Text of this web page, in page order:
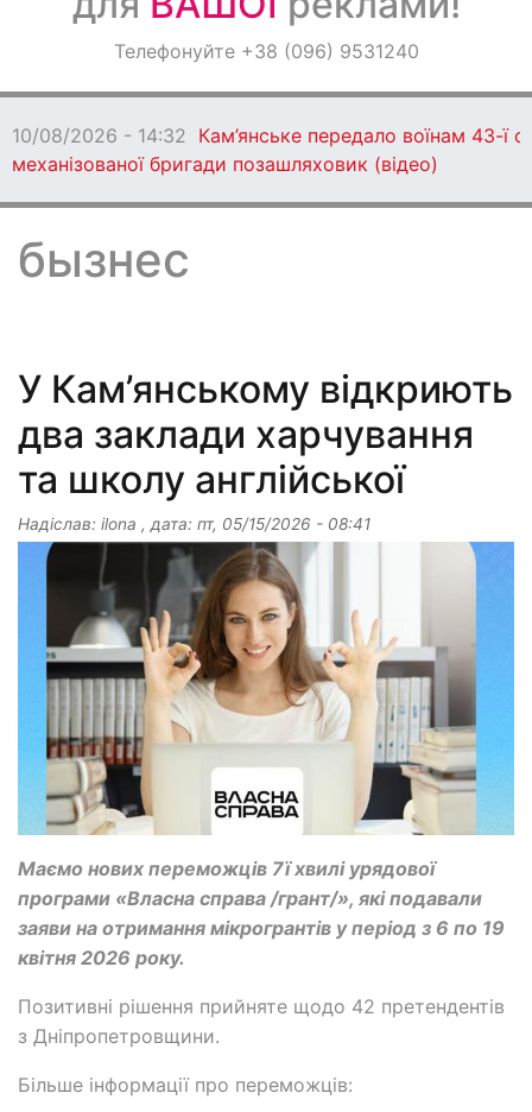
ОголошенняТелефонуйте +38 (096) 9531240
10/08/2026 - 14:32 Кам’янське передало воїнам 43-ї
механізованої бригади позашляховик (відео)
бызнес
У Кам’янському відкриють
два заклади харчування
та школу англійської
Надіслав: ilona , дата: пт, 05/15/2026 - 08:41
Маємо нових переможців 7ї хвилі урядової
програми «Власна справа /грант/», які подавали
заяви на отримання мікрогрантів у період з 6 по 19
квітня 2026 року.
Позитивні рішення прийняте щодо 42 претендентів
з Дніпропетровщини.
Більше інформації про переможців: